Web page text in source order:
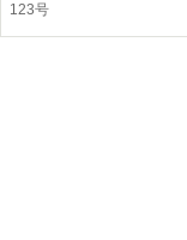
123号